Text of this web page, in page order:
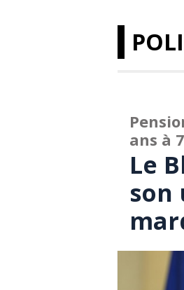
ans à
Le
son